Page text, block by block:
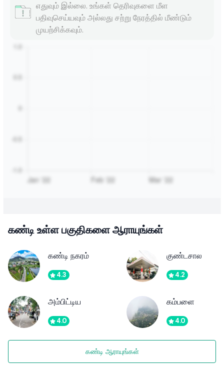
எதுவும் இல்லை. உங்கள் தெரிவுகளை மீள
பதிவுசெய்யவும் அல்லது சற்று நேரத்தில் மீண்டும்
முயற்சிக்கவும்.
கண்டி உள்ள பகுதிகளை ஆராயுங்கள்
கண்டி நகரம்
4.3
குண்டசால
4.2
அம்பிட்டிய
4.0
கம்பளை
4.0
கண்டி ஆராயுங்கள்